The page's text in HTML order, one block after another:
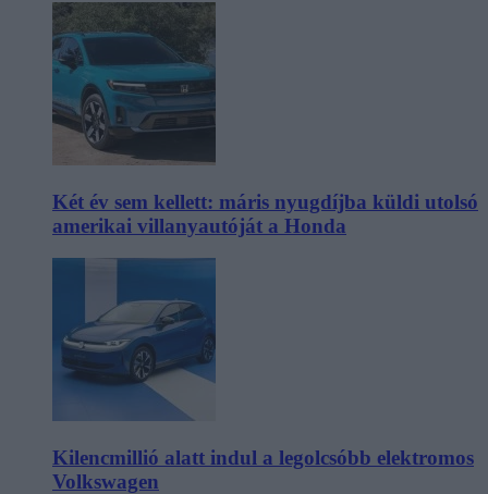
Két év sem kellett: máris nyugdíjba küldi utolsó
amerikai villanyautóját a Honda
Kilencmillió alatt indul a legolcsóbb elektromos
Volkswagen